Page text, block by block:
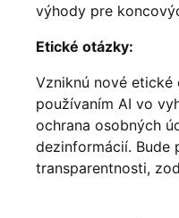
výhody pre
Etické otázky:
Vzniknú nové etické
používaním AI vo
ochrana osobných
dezinformácií. Bude
transparentnosti,